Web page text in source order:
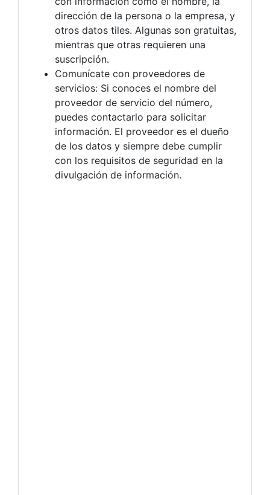
dirección de la persona o la empresa, y
otros datos tiles. Algunas son gratuitas,
mientras que otras requieren una
suscripción.
Comunícate con proveedores de
servicios: Si conoces el nombre del
proveedor de servicio del número,
puedes contactarlo para solicitar
información. El proveedor es el dueño
de los datos y siempre debe cumplir
con los requisitos de seguridad en la
divulgación de información.